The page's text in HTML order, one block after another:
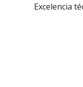
Excelencia